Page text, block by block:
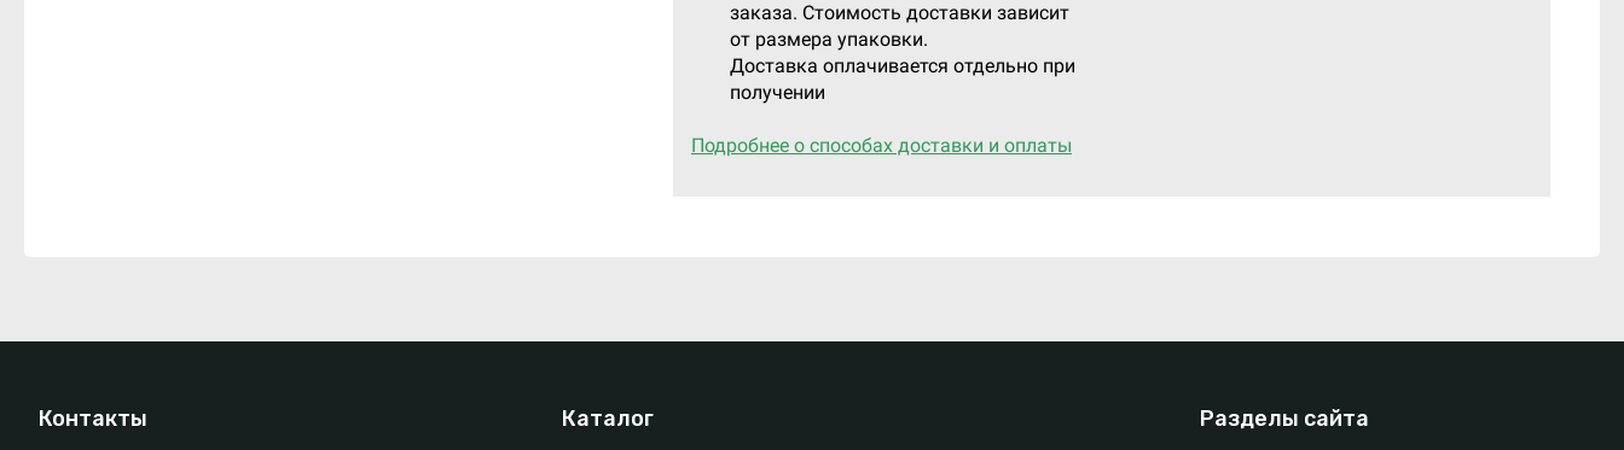
заказа. Стоимость доставки зависит
от размера упаковки.
Доставка оплачивается отдельно при
получении
Подробнее о способах доставки и оплаты
Контакты Каталог Разделы сайта